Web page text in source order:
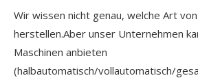
Wir wissen nicht genau, welche Art
herstellen.Aber unser Unternehmen
Maschinen anbieten
(halbautomatisch/vollautomatisch/